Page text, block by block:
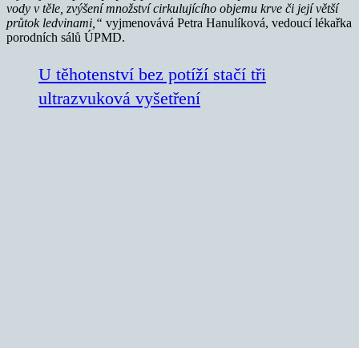
vody v těle, zvýšení množství cirkulujícího objemu krve či její větší
průtok ledvinami,“ vyjmenovává Petra Hanulíková, vedoucí lékařka
porodních sálů ÚPMD.
U těhotenství bez potíží stačí tři
ultrazvuková vyšetření